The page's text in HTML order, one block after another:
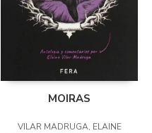
MOIRAS
VILAR MADRUGA, ELAINE